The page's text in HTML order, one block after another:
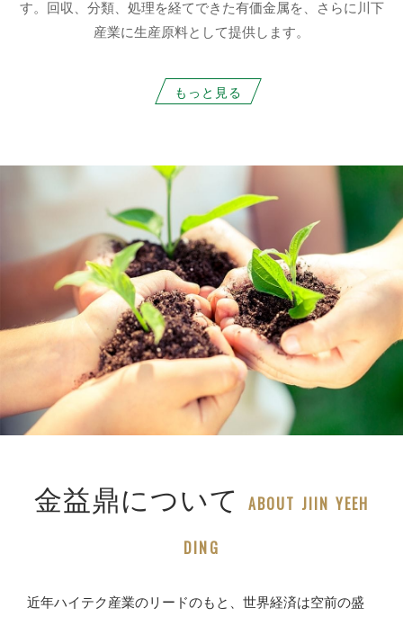
す。回収、分類、処理を経てできた有価金属を、さらに川下
産業に生産原料として提供します。
もっと見る
金益鼎について ABOUT JIIN YEEH
DING
近年ハイテク産業のリードのもと、世界経済は空前の盛